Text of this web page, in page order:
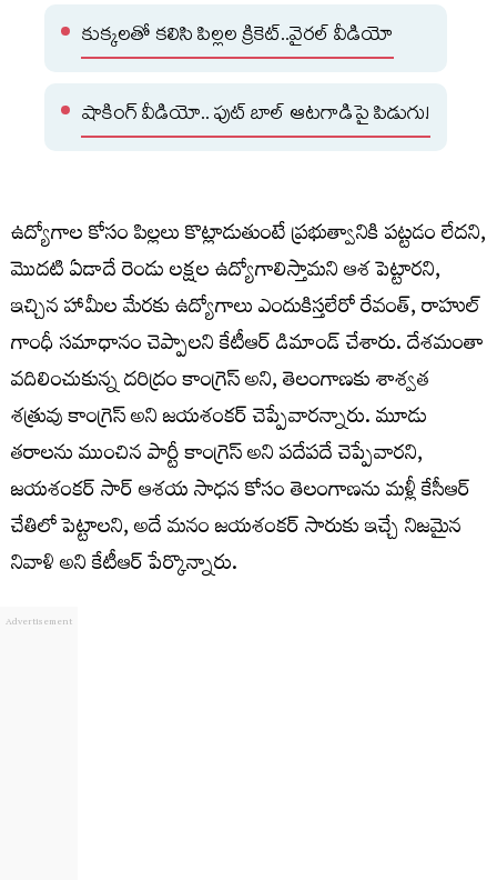
కుక్కలతో కలిసి పిల్లల క్రికెట్..వైరల్ వీడియో
షాకింగ్ వీడియో.. ఫుట్ బాల్ ఆటగాడిపై పిడుగు!
ఉద్యోగాల కోసం పిల్లలు కొట్లాడుతుంటే ప్రభుత్వానికి పట్టడం లేదని,
మొదటి ఏడాదే రెండు లక్షల ఉద్యోగాలిస్తామని ఆశ పెట్టారని,
ఇచ్చిన హామీల మేరకు ఉద్యోగాలు ఎందుకిస్తలేరో రేవంత్, రాహుల్
గాంధీ సమాధానం చెప్పాలని కేటీఆర్ డిమాండ్ చేశారు. దేశమంతా
వదిలించుకున్న దరిద్రం కాంగ్రెస్ అని, తెలంగాణకు శాశ్వత
శత్రువు కాంగ్రెస్ అని జయశంకర్ చెప్పేవారన్నారు. మూడు
తరాలను ముంచిన పార్టీ కాంగ్రెస్ అని పదేపదే చెప్పేవారని,
జయశంకర్ సార్ ఆశయ సాధన కోసం తెలంగాణను మళ్లీ కేసీఆర్
చేతిలో పెట్టాలని, అదే మనం జయశంకర్ సారుకు ఇచ్చే నిజమైన
నివాళి అని కేటీఆర్ పేర్కొన్నారు.